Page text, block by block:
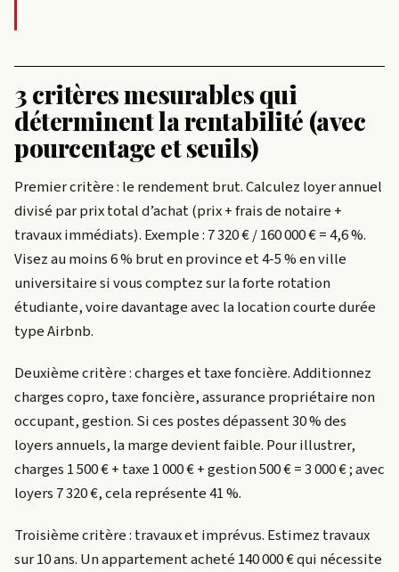
3 critères mesurables qui
déterminent la rentabilité (avec
pourcentage et seuils)
Premier critère : le rendement brut. Calculez loyer annuel
divisé par prix total d’achat (prix + frais de notaire +
travaux immédiats). Exemple : 7 320 € / 160 000 € = 4,6 %.
Visez au moins 6 % brut en province et 4-5 % en ville
universitaire si vous comptez sur la forte rotation
étudiante, voire davantage avec la location courte durée
type Airbnb.
Deuxième critère : charges et taxe foncière. Additionnez
charges copro, taxe foncière, assurance propriétaire non
occupant, gestion. Si ces postes dépassent 30 % des
loyers annuels, la marge devient faible. Pour illustrer,
charges 1 500 € + taxe 1 000 € + gestion 500 € = 3 000 € ; avec
loyers 7 320 €, cela représente 41 %.
Troisième critère : travaux et imprévus. Estimez travaux
sur 10 ans. Un appartement acheté 140 000 € qui nécessite